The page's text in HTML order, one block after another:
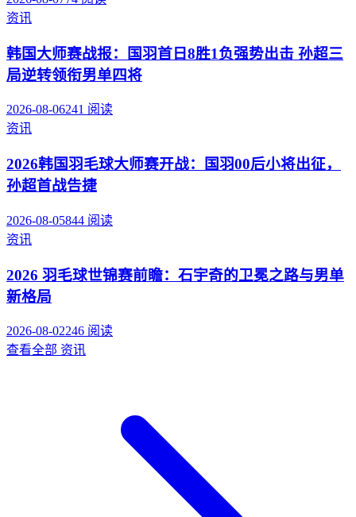
资讯
韩国大师赛战报：国羽首日8胜1负强势出击 孙超三
局逆转领衔男单四将
2026-08-06241 阅读
资讯
2026韩国羽毛球大师赛开战：国羽00后小将出征，
孙超首战告捷
2026-08-05844 阅读
资讯
2026 羽毛球世锦赛前瞻：石宇奇的卫冕之路与男单
新格局
2026-08-02246 阅读
查看全部 资讯